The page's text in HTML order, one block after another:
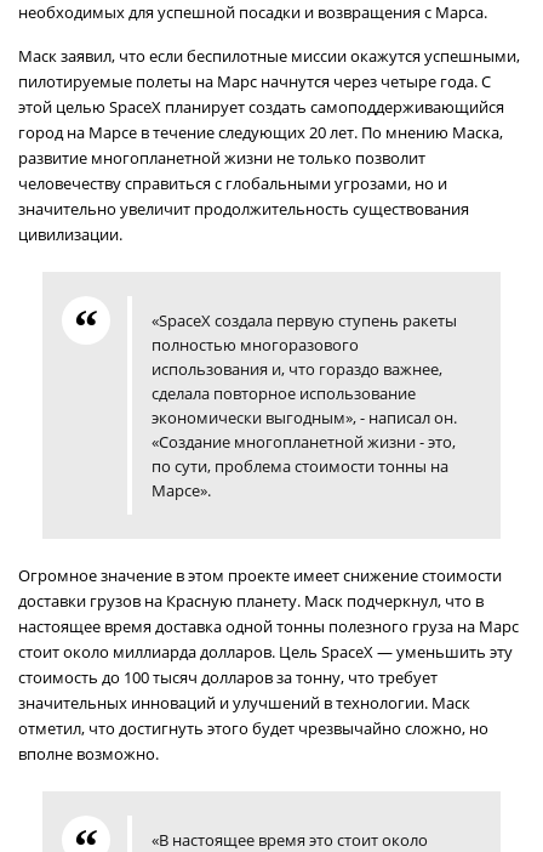
необходимых для успешной посадки и возвращения с Марса.
Маск заявил, что если беспилотные миссии окажутся успешными,
пилотируемые полеты на Марс начнутся через четыре года. С
этой целью SpaceX планирует создать самоподдерживающийся
город на Марсе в течение следующих 20 лет. По мнению Маска,
развитие многопланетной жизни не только позволит
человечеству справиться с глобальными угрозами, но и
значительно увеличит продолжительность существования
цивилизации.
«SpaceX создала первую ступень ракеты
полностью многоразового
использования и, что гораздо важнее,
сделала повторное использование
экономически выгодным», - написал он.
«Создание многопланетной жизни - это,
по сути, проблема стоимости тонны на
Марсе».
Огромное значение в этом проекте имеет снижение стоимости
доставки грузов на Красную планету. Маск подчеркнул, что в
настоящее время доставка одной тонны полезного груза на Марс
стоит около миллиарда долларов. Цель SpaceX — уменьшить эту
стоимость до 100 тысяч долларов за тонну, что требует
значительных инноваций и улучшений в технологии. Маск
отметил, что достигнуть этого будет чрезвычайно сложно, но
вполне возможно.
«В настоящее время это стоит около